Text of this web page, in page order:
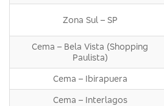
Zona Sul – SP
Cema – Bela Vista (Shopping
Paulista)
Cema – Ibirapuera
Cema – Interlagos